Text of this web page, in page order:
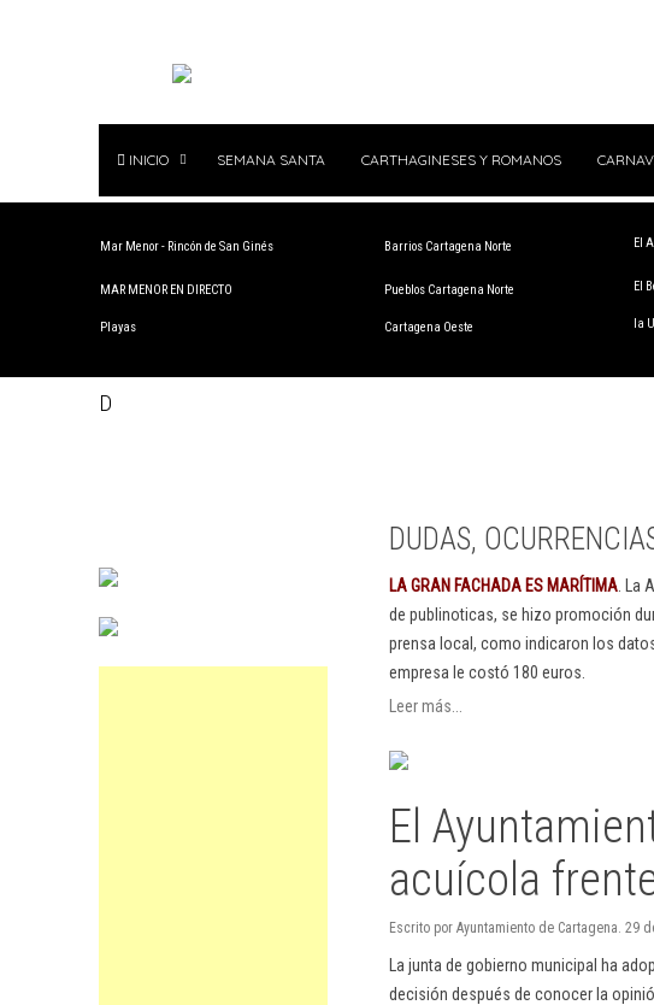
INICIO SEMANA SANTA CARTHAGINESES Y ROMANOS
Mar Menor - Rincón de San Ginés
MAR MENOR EN DIRECTO
Playas
Barrios Cartagena Norte
Pueblos Cartagena Norte
Cartagena Oeste
El
El
la
D
DUDAS,
LA GRAN FACHADA ES MARÍTIMA .
de publinoticas, se hizo promoción
prensa local, como indicaron los
empresa le costó 180 euros.
Leer más...
El
acuícola
Escrito por Ayuntamiento de Cartagena. 29
La junta de gobierno municipal ha
decisión después de conocer la